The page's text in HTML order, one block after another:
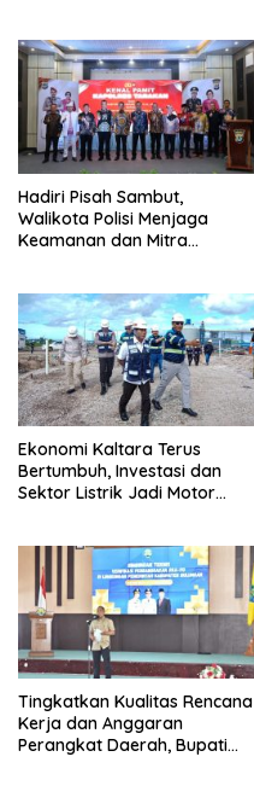
Hadiri Pisah Sambut,
Walikota Polisi Menjaga
Keamanan dan Mitra
Ekonomi Kaltara Terus
Bertumbuh, Investasi dan
Sektor Listrik Jadi Motor
Tingkatkan Kualitas Rencana
Kerja dan Anggaran
Perangkat Daerah, Bupati